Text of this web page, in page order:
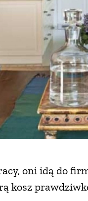
oni idą do
kosz